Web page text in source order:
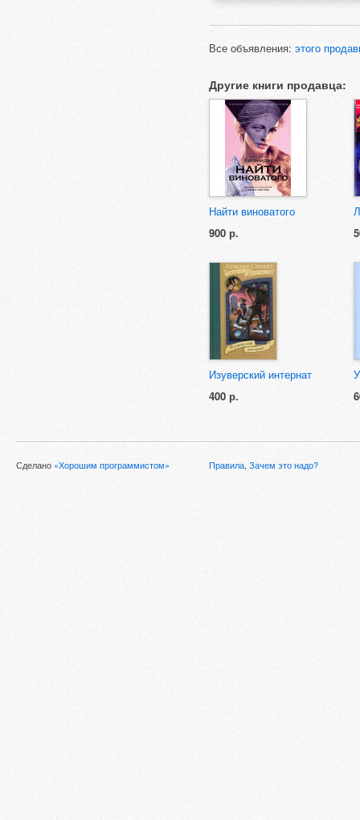
Все объявления: этого
Другие книги продавца:
Найти виноватого
900 р.
Изуверский интернат
400 р.
Сделано «Хорошим программистом» Правила, Зачем это надо?